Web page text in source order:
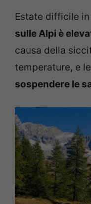
Estate difficile
sulle Alpi è
causa della
temperature, e
sospendere le